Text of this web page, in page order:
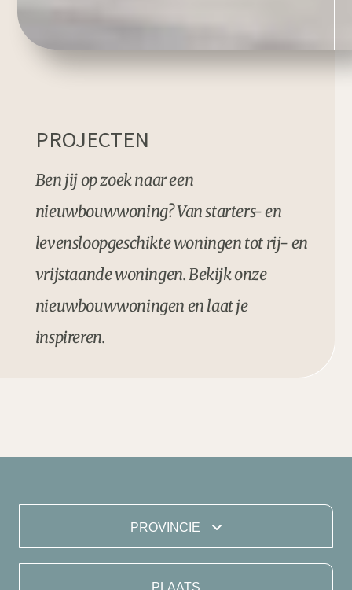
PROJECTEN
Ben jij op zoek naar een
nieuwbouwwoning? Van starters- en
levensloopgeschikte woningen tot rij- en
vrijstaande woningen. Bekijk onze
nieuwbouwwoningen en laat je
inspireren.
PROVINCIE